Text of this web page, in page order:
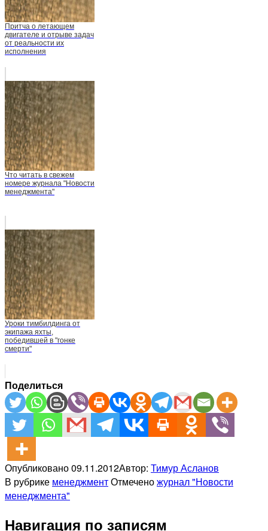
Притча о летающем
двигателе и отрыве задач
от реальности их
исполнения
Что читать в свежем
номере журнала "Новости
менеджмента"
Уроки тимбилдинга от
экипажа яхты,
победившей в "гонке
смерти"
Поделиться
Опубликовано09.11.2012Автор: Тимур Асланов
В рубрике менеджментОтмеченожурнал "Новости
менеджмента"
Навигация по записям